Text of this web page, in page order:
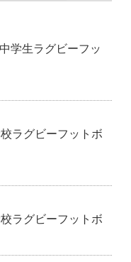
学生ラグビーフッ
ラグビーフットボ
ラグビーフットボ